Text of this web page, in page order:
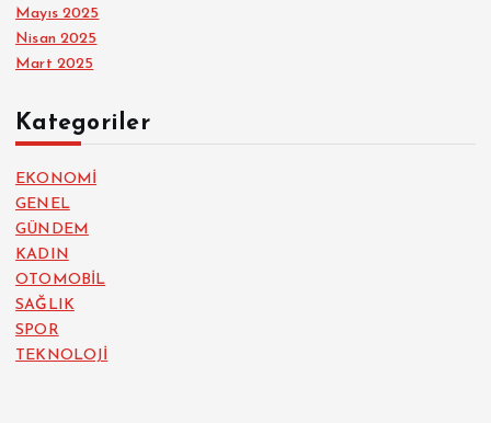
Mayıs 2025
Nisan 2025
Mart 2025
Kategoriler
EKONOMİ
GENEL
GÜNDEM
KADIN
OTOMOBİL
SAĞLIK
SPOR
TEKNOLOJİ